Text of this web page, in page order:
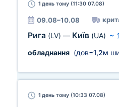
1 день тому (11:30 07.08)
09.08–10.08
Рига (LV) — Київ (UA) ~
обладнання (дов=1,2м
1 день тому (10:33 07.08)